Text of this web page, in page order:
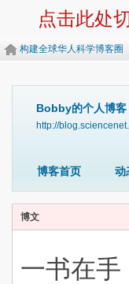
点击此处
构建全球华人科学博客圈
Bobby的个人博客
http://
博客首页 动
博文
一书在